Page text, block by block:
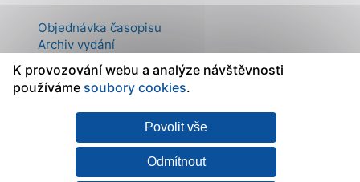
Objednávka časopisu
Archiv vydání
Kontakty
O časopisu
Prohlášení o
Zásady
zpracování osobních
životního prostředí ČR
K provozování webu a analýze návštěvnosti
používáme soubory cookies.
Povolit vše
Odmítnout